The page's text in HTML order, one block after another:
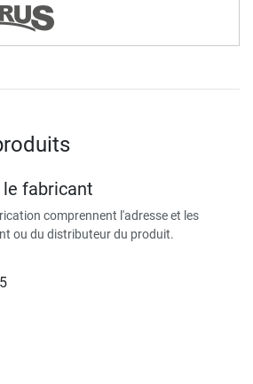
fabricant
comprennent l'adresse et les
ou du distributeur du produit.